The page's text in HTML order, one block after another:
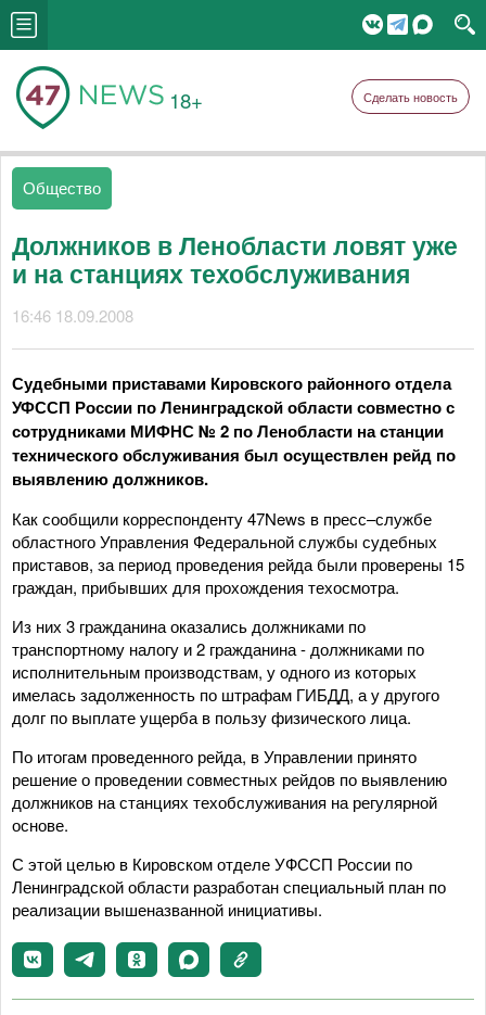
18+ Сделать новость
Общество
Должников в Ленобласти ловят уже
и на станциях техобслуживания
16:46 18.09.2008
Судебными приставами Кировского районного отдела
УФССП России по Ленинградской области совместно с
сотрудниками МИФНС № 2 по Ленобласти на станции
технического обслуживания был осуществлен рейд по
выявлению должников.
Как сообщили корреспонденту 47News в пресс–службе
областного Управления Федеральной службы судебных
приставов, за период проведения рейда были проверены 15
граждан, прибывших для прохождения техосмотра.
Из них 3 гражданина оказались должниками по
транспортному налогу и 2 гражданина - должниками по
исполнительным производствам, у одного из которых
имелась задолженность по штрафам ГИБДД, а у другого
долг по выплате ущерба в пользу физического лица.
По итогам проведенного рейда, в Управлении принято
решение о проведении совместных рейдов по выявлению
должников на станциях техобслуживания на регулярной
основе.
С этой целью в Кировском отделе УФССП России по
Ленинградской области разработан специальный план по
реализации вышеназванной инициативы.